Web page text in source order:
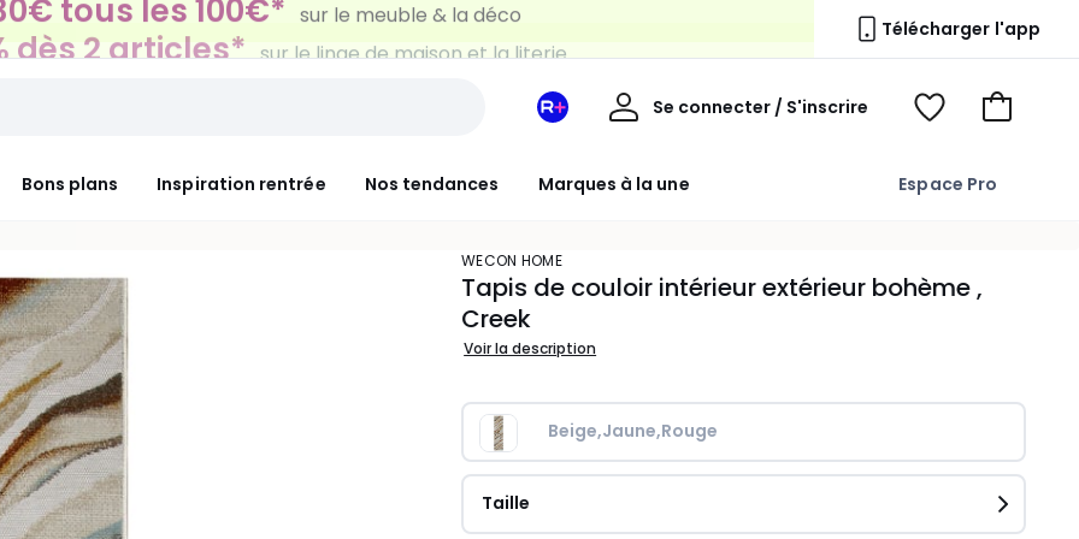
dès 2 articles* sur le linge de maison et la literie Télécharger l'app
Bons plans Inspiration rentrée Nos tendances Marques à la une Espace Pro
Mon
Redoute
Se connecter / S'inscrire
Mon
Voir
Voir
WECON HOME
Tapis de couloir intérieur extérieur bohème ,
Creek
Voir la description
Beige,Jaune,Rouge
Taille